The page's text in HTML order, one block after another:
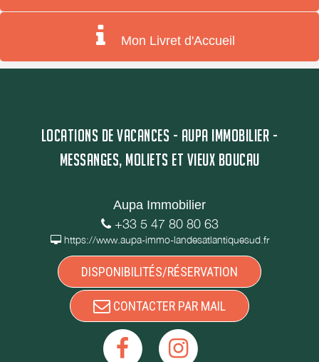
Mon Livret d'Accueil
LOCATIONS DE VACANCES - AUPA IMMOBILIER -
MESSANGES, MOLIETS ET VIEUX BOUCAU
Aupa Immobilier
+33 5 47 80 80 63
https://www.aupa-immo-landesatlantiquesud.fr
DISPONIBILITÉS/RÉSERVATION
CONTACTER PAR MAIL